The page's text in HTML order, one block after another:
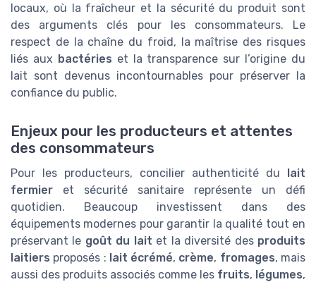
locaux, où la fraîcheur et la sécurité du produit sont
des arguments clés pour les consommateurs. Le
respect de la chaîne du froid, la maîtrise des risques
liés aux bactéries et la transparence sur l’origine du
lait sont devenus incontournables pour préserver la
confiance du public.
Enjeux pour les producteurs et attentes
des consommateurs
Pour les producteurs, concilier authenticité du lait
fermier et sécurité sanitaire représente un défi
quotidien. Beaucoup investissent dans des
équipements modernes pour garantir la qualité tout en
préservant le goût du lait et la diversité des produits
laitiers proposés : lait écrémé, crème, fromages, mais
aussi des produits associés comme les fruits, légumes,